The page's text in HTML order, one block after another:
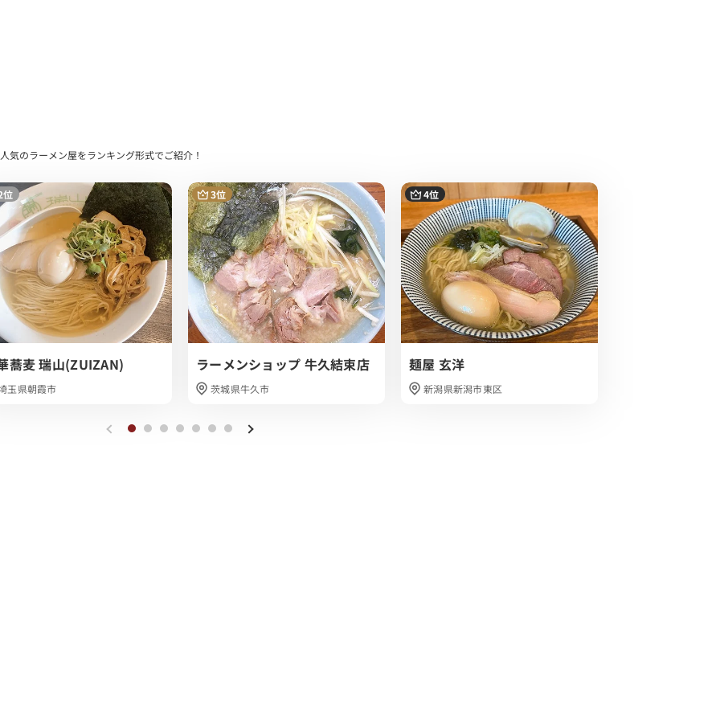
気のラーメン屋をランキング形式でご紹介！
位
蕎麦 瑞山(ZUIZAN)
玉県朝霞市
3位
ラーメンショップ 牛久結束店
茨城県牛久市
4位
麺屋 玄洋
新潟県新潟市東区